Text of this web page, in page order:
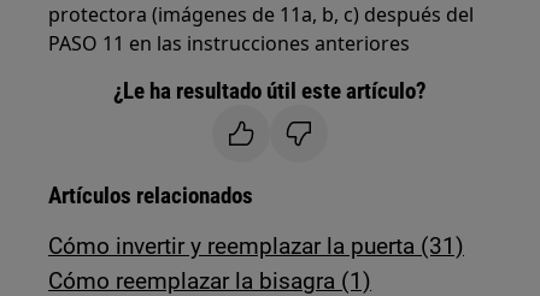
protectora (imágenes de 11a, b, c) después del
PASO 11 en las instrucciones anteriores
¿Le ha resultado útil este artículo?
Artículos relacionados
Cómo invertir y reemplazar la puerta (31)
Cómo reemplazar la bisagra (1)